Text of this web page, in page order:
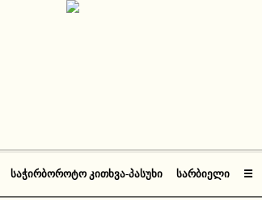
ᲡᲐᲭᲘᲠᲑᲝᲠᲝᲢᲝ ᲙᲘᲗᲮᲕᲐ-ᲞᲐᲡᲣᲮᲘ ᲡᲐᲠᲑᲘᲔᲚᲘ ☰